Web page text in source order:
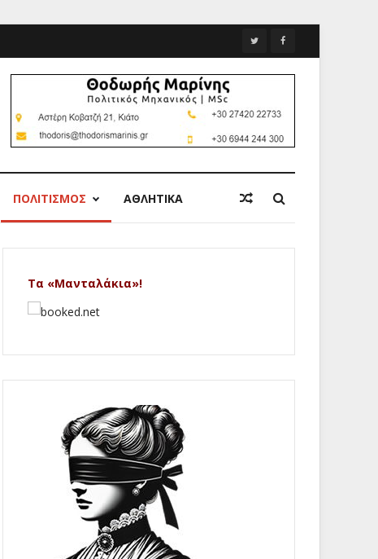
ΠΟΛΙΤΙΣΜΟΣ ΑΘΛΗΤΙΚΑ
Τα «Μανταλάκια»!